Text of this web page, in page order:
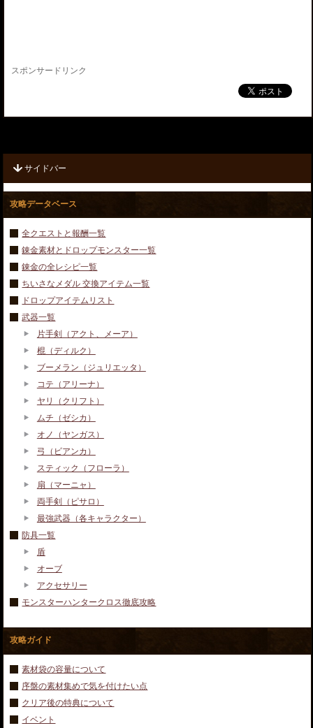
スポンサードリンク
サイドバー
攻略データベース
全クエストと報酬一覧
錬金素材とドロップモンスター一覧
錬金の全レシピ一覧
ちいさなメダル 交換アイテム一覧
ドロップアイテムリスト
武器一覧
片手剣（アクト、メーア）
棍（ディルク）
ブーメラン（ジュリエッタ）
コテ（アリーナ）
ヤリ（クリフト）
ムチ（ゼシカ）
オノ（ヤンガス）
弓（ビアンカ）
スティック（フローラ）
扇（マーニャ）
両手剣（ピサロ）
最強武器（各キャラクター）
防具一覧
盾
オーブ
アクセサリー
モンスターハンタークロス徹底攻略
攻略ガイド
素材袋の容量について
序盤の素材集めで気を付けたい点
クリア後の特典について
イベント